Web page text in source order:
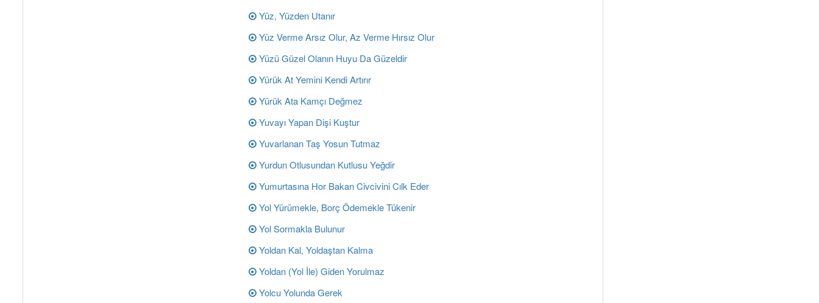
Yüz, Yüzden Utanır
Yüz Verme Arsız Olur, Az Verme Hırsız Olur
Yüzü Güzel Olanın Huyu Da Güzeldir
Yürük At Yemini Kendi Artırır
Yürük Ata Kamçı Değmez
Yuvayı Yapan Dişi Kuştur
Yuvarlanan Taş Yosun Tutmaz
Yurdun Otlusundan Kutlusu Yeğdir
Yumurtasına Hor Bakan Civcivini Cılk Eder
Yol Yürümekle, Borç Ödemekle Tükenir
Yol Sormakla Bulunur
Yoldan Kal, Yoldaştan Kalma
Yoldan (Yol İle) Giden Yorulmaz
Yolcu Yolunda Gerek